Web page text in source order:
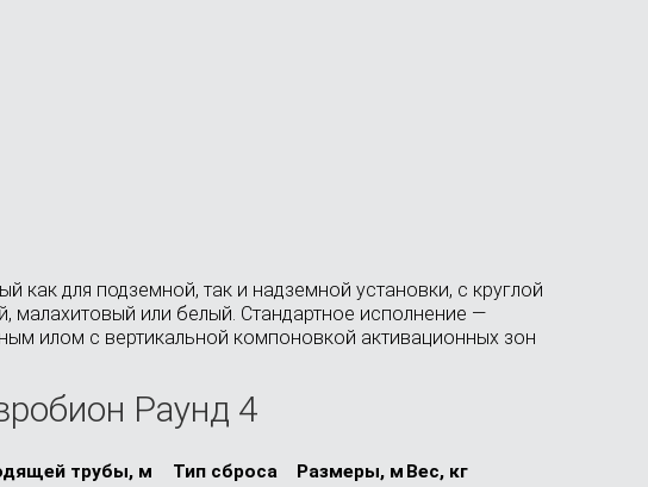
как для подземной, так и надземной установки, с круглой
малахитовый или белый. Стандартное исполнение —
илом с вертикальной компоновкой активационных зон
Раунд 4
трубы, м Тип сброса Размеры, м Вес, кг